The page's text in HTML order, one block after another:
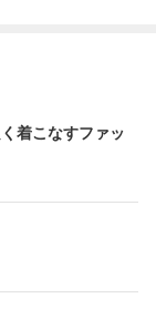
着こなすファッ